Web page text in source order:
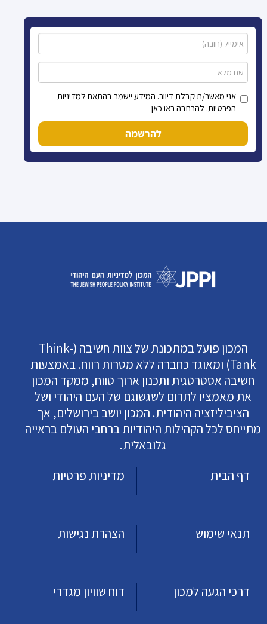
אני מאשר/ת קבלת דיוור. המידע יישמר בהתאם למדיניות
הפרטיות. להרחבה ראו כאן
להרשמה
המכון פועל במתכונת של צוות חשיבה (Think-
Tank) ומאוגד כחברה ללא מטרות רווח. באמצעות
חשיבה אסטרטגית ותכנון ארוך טווח, ממקד המכון
את מאמציו לתרום לשגשוגם של העם היהודי ושל
הציביליזציה היהודית. המכון יושב בירושלים, אך
מתייחס לכל הקהילות היהודיות ברחבי העולם בראייה
גלובאלית.
דף הבית
מדיניות פרטיות
תנאי שימוש הצהרת נגישות
דרכי הגעה למכון דוח שוויון מגדרי